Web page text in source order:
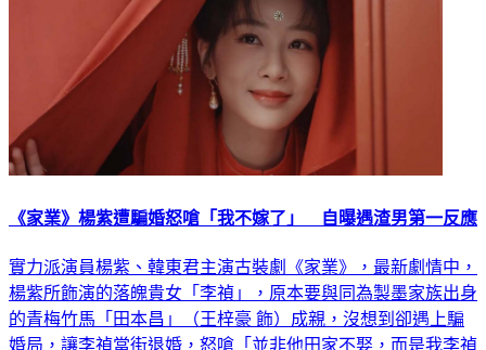
《家業》楊紫遭騙婚怒嗆「我不嫁了」 自曝遇渣男第一反應
實力派演員楊紫、韓東君主演古裝劇《家業》，最新劇情中，
楊紫所飾演的落魄貴女「李禎」，原本要與同為製墨家族出身
的青梅竹馬「田本昌」（王梓豪 飾）成親，沒想到卻遇上騙
婚局，讓李禎當街退婚，怒嗆「並非他田家不娶，而是我李禎